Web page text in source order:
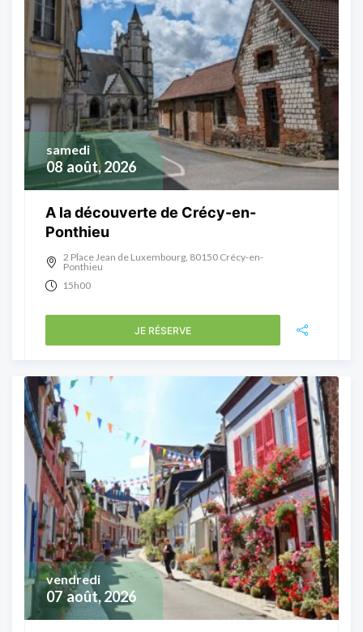
08 août, 2026
samedi
A la découverte de Crécy-en-
Ponthieu
2 Place Jean de Luxembourg, 80150 Crécy-en-
Ponthieu
15h00
JE RÉSERVE
07 août, 2026
vendredi